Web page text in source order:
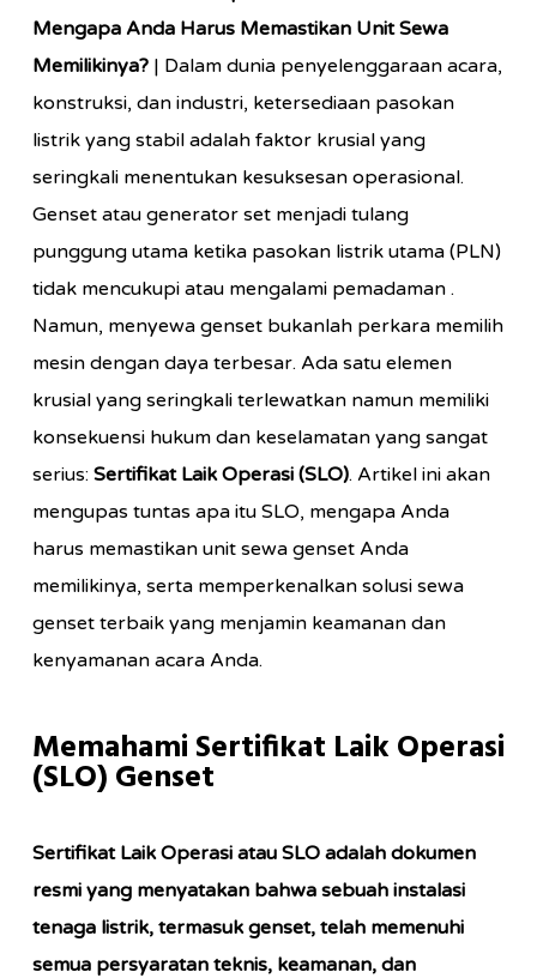
Mengapa Anda Harus Memastikan Unit Sewa
Memilikinya?| Dalam dunia penyelenggaraan acara,
konstruksi, dan industri, ketersediaan pasokan
listrik yang stabil adalah faktor krusial yang
seringkali menentukan kesuksesan operasional.
Genset atau generator set menjadi tulang
punggung utama ketika pasokan listrik utama (PLN)
tidak mencukupi atau mengalami pemadaman .
Namun, menyewa genset bukanlah perkara memilih
mesin dengan daya terbesar. Ada satu elemen
krusial yang seringkali terlewatkan namun memiliki
konsekuensi hukum dan keselamatan yang sangat
serius: Sertifikat Laik Operasi (SLO). Artikel ini akan
mengupas tuntas apa itu SLO, mengapa Anda
harus memastikan unit sewa genset Anda
memilikinya, serta memperkenalkan solusi sewa
genset terbaik yang menjamin keamanan dan
kenyamanan acara Anda.
Memahami Sertifikat Laik Operasi
(SLO) Genset
Sertifikat Laik Operasi atau SLO adalah dokumen
resmi yang menyatakan bahwa sebuah instalasi
tenaga listrik, termasuk genset, telah memenuhi
semua persyaratan teknis, keamanan, dan